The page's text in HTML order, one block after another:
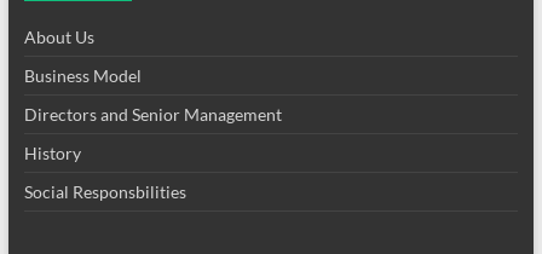
About Us
Business Model
Directors and Senior Management
History
Social Responsbilities